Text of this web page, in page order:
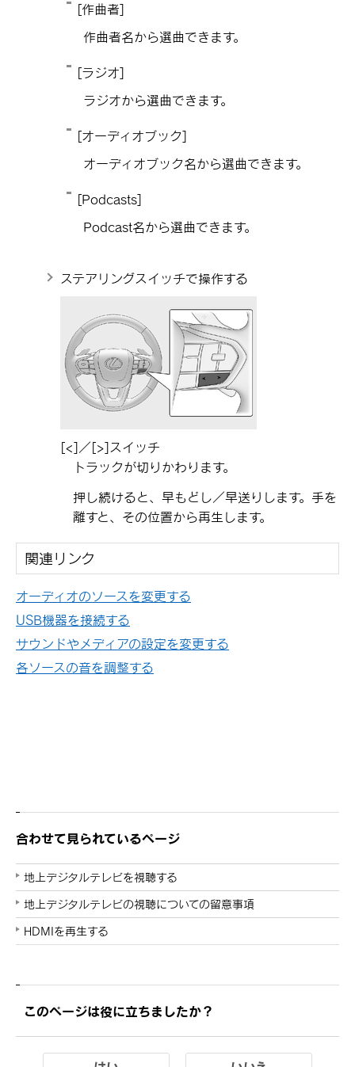
[‍作曲者‍]
作曲者名から選曲できます。
[‍ラジオ‍]
ラジオから選曲できます。
[‍オーディオブック‍]
オーディオブック名から選曲できます。
[‍Podcasts‍]
Podcast名から選曲できます。
ステアリングスイッチで操作する
[‍<‍]／[‍>‍]スイッチ
トラックが切りかわります。
押し続けると、早もどし／早送りします。手を
離すと、その位置から再生します。
関連リンク
オーディオのソースを変更する
USB機器を接続する
サウンドやメディアの設定を変更する
各ソースの音を調整する
合わせて見られているページ
地上デジタルテレビを視聴する
地上デジタルテレビの視聴についての留意事項
HDMIを再生する
このページは役に立ちましたか？